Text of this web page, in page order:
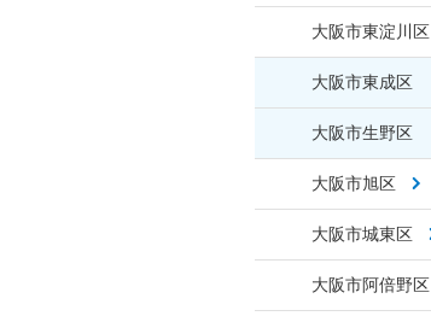
大阪市東淀川区
大阪市東成区
大阪市生野区
大阪市旭区
大阪市城東区
大阪市阿倍野区